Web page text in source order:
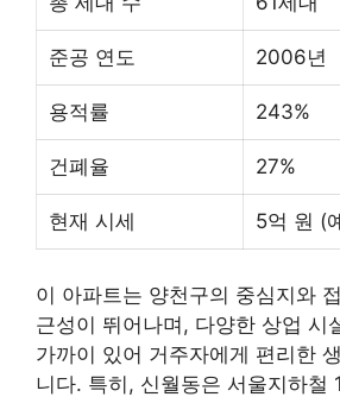
준공 연도 2006년
용적률 243%
건폐율 27%
현재 시세 5억 원 (
이 아파트는 양천구의 중심지와
근성이 뛰어나며, 다양한 상업 시
가까이 있어 거주자에게 편리한
니다. 특히, 신월동은 서울지하철